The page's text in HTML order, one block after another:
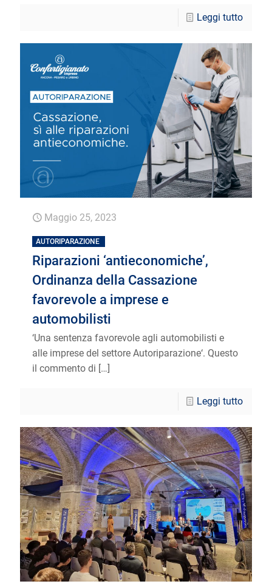
Leggi tutto
Maggio 25, 2023
AUTORIPARAZIONE
Riparazioni ‘antieconomiche’,
Ordinanza della Cassazione
favorevole a imprese e
automobilisti
‘Una sentenza favorevole agli automobilisti e
alle imprese del settore Autoriparazione‘. Questo
il commento di […]
Leggi tutto